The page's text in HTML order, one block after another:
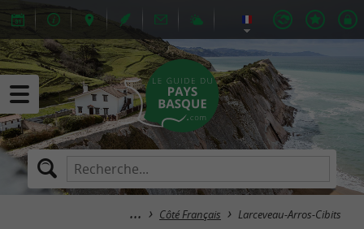
Côté Français Larceveau-Arros-Cibits